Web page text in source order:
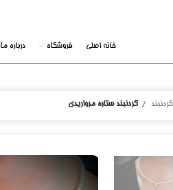
خانه اصلی فروشگاه درباره ما
گردنبند گردنبند ستاره مرواریدی